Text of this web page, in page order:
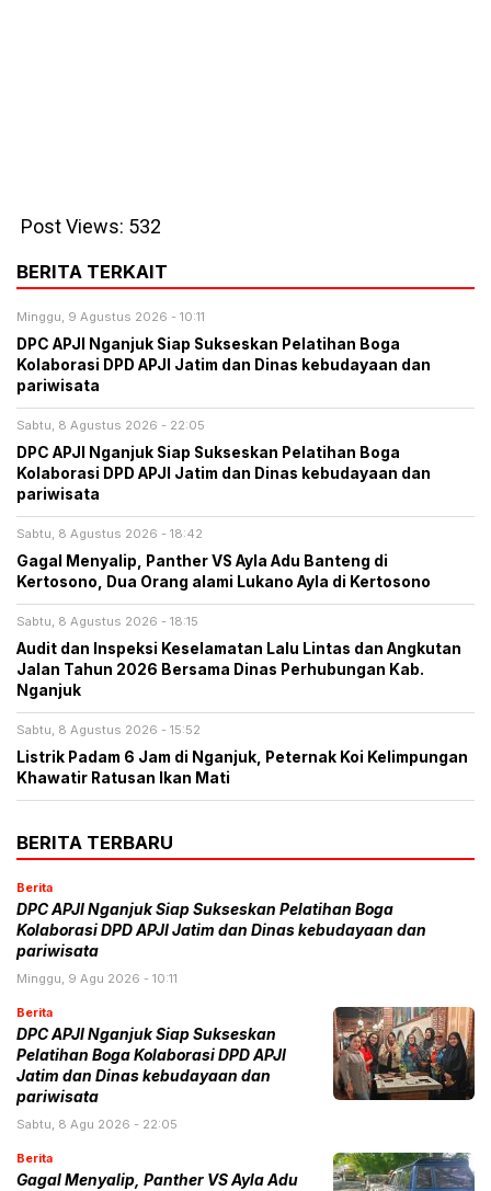
Post Views: 532
BERITA TERKAIT
Minggu, 9 Agustus 2026 - 10:11
DPC APJI Nganjuk Siap Sukseskan Pelatihan Boga
Kolaborasi DPD APJI Jatim dan Dinas kebudayaan dan
pariwisata
Sabtu, 8 Agustus 2026 - 22:05
DPC APJI Nganjuk Siap Sukseskan Pelatihan Boga
Kolaborasi DPD APJI Jatim dan Dinas kebudayaan dan
pariwisata
Sabtu, 8 Agustus 2026 - 18:42
Gagal Menyalip, Panther VS Ayla Adu Banteng di
Kertosono, Dua Orang alami Lukano Ayla di Kertosono
Sabtu, 8 Agustus 2026 - 18:15
Audit dan Inspeksi Keselamatan Lalu Lintas dan Angkutan
Jalan Tahun 2026 Bersama Dinas Perhubungan Kab.
Nganjuk
Sabtu, 8 Agustus 2026 - 15:52
Listrik Padam 6 Jam di Nganjuk, Peternak Koi Kelimpungan
Khawatir Ratusan Ikan Mati
BERITA TERBARU
Berita
DPC APJI Nganjuk Siap Sukseskan Pelatihan Boga
Kolaborasi DPD APJI Jatim dan Dinas kebudayaan dan
pariwisata
Minggu, 9 Agu 2026 - 10:11
Berita
DPC APJI Nganjuk Siap Sukseskan
Pelatihan Boga Kolaborasi DPD APJI
Jatim dan Dinas kebudayaan dan
pariwisata
Sabtu, 8 Agu 2026 - 22:05
Berita
Gagal Menyalip, Panther VS Ayla Adu